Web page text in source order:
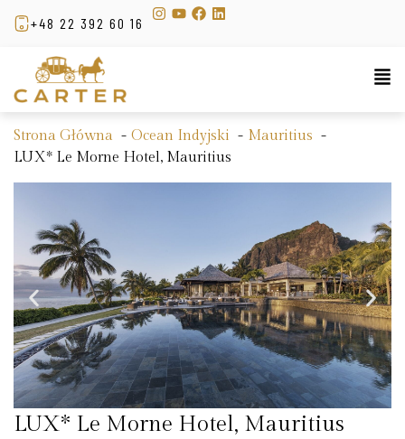
+48 22 392 60 16
Strona Główna Ocean Indyjski
Mauritius
LUX* Le Morne Hotel, Mauritius
LUX* Le Morne Hotel, Mauritius